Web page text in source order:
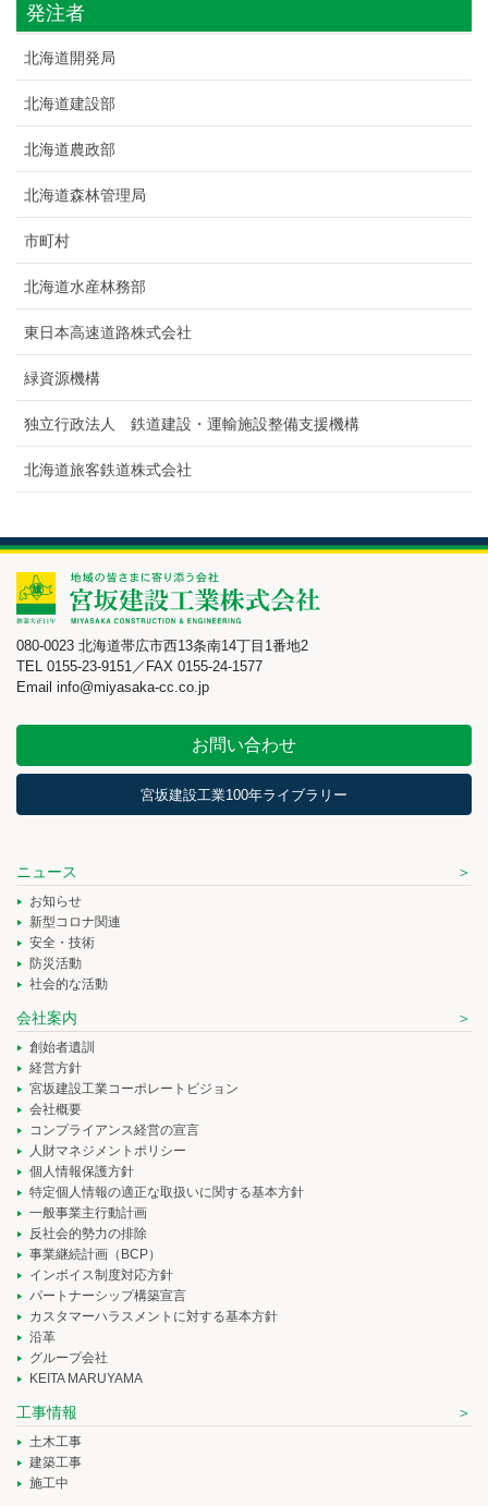
発注者
北海道開発局
北海道建設部
北海道農政部
北海道森林管理局
市町村
北海道水産林務部
東日本高速道路株式会社
緑資源機構
独立行政法人 鉄道建設・運輸施設整備支援機構
北海道旅客鉄道株式会社
080-0023 北海道帯広市西13条南14丁目1番地2
TEL 0155-23-9151／FAX 0155-24-1577
Email info@miyasaka-cc.co.jp
お問い合わせ
宮坂建設工業100年ライブラリー
ニュース
お知らせ
新型コロナ関連
安全・技術
防災活動
社会的な活動
会社案内
創始者遺訓
経営方針
宮坂建設工業コーポレートビジョン
会社概要
コンプライアンス経営の宣言
人財マネジメントポリシー
個人情報保護方針
特定個人情報の適正な取扱いに関する基本方針
一般事業主行動計画
反社会的勢力の排除
事業継続計画（BCP）
インボイス制度対応方針
パートナーシップ構築宣言
カスタマーハラスメントに対する基本方針
沿革
グループ会社
KEITA MARUYAMA
工事情報
土木工事
建築工事
施工中